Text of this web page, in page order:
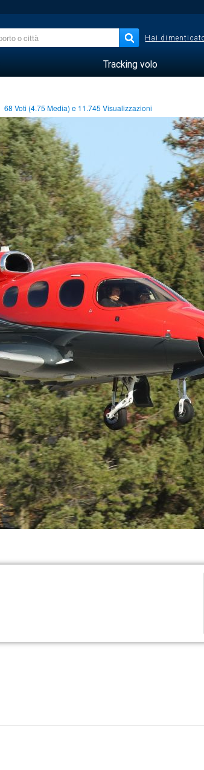
Hai
Tracking volo
68 Voti (4.75 Media) e 11.745 Visualizzazioni